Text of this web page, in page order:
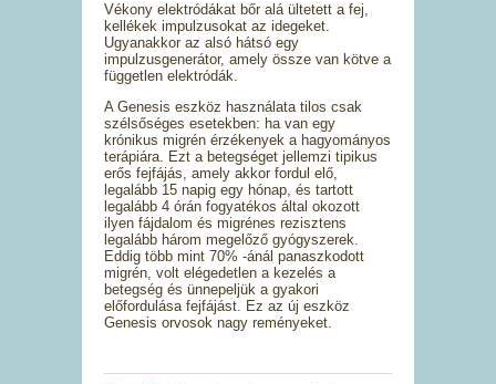
Vékony elektródákat bőr alá ültetett a fej,
kellékek impulzusokat az idegeket.
Ugyanakkor az alsó hátsó egy
impulzusgenerátor, amely össze van kötve a
független elektródák.
A Genesis eszköz használata tilos csak
szélsőséges esetekben: ha van egy
krónikus migrén érzékenyek a hagyományos
terápiára. Ezt a betegséget jellemzi tipikus
erős fejfájás, amely akkor fordul elő,
legalább 15 napig egy hónap, és tartott
legalább 4 órán fogyatékos által okozott
ilyen fájdalom és migrénes rezisztens
legalább három megelőző gyógyszerek.
Eddig több mint 70% -ánál panaszkodott
migrén, volt elégedetlen a kezelés a
betegség és ünnepeljük a gyakori
előfordulása fejfájást. Ez az új eszköz
Genesis orvosok nagy reményeket.